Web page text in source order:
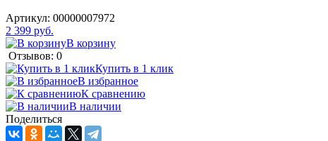
Артикул: 00000007972
2 399 руб.
В корзину
Отзывов: 0
Купить в 1 клик
В избранное
К сравнению
В наличии
Поделиться